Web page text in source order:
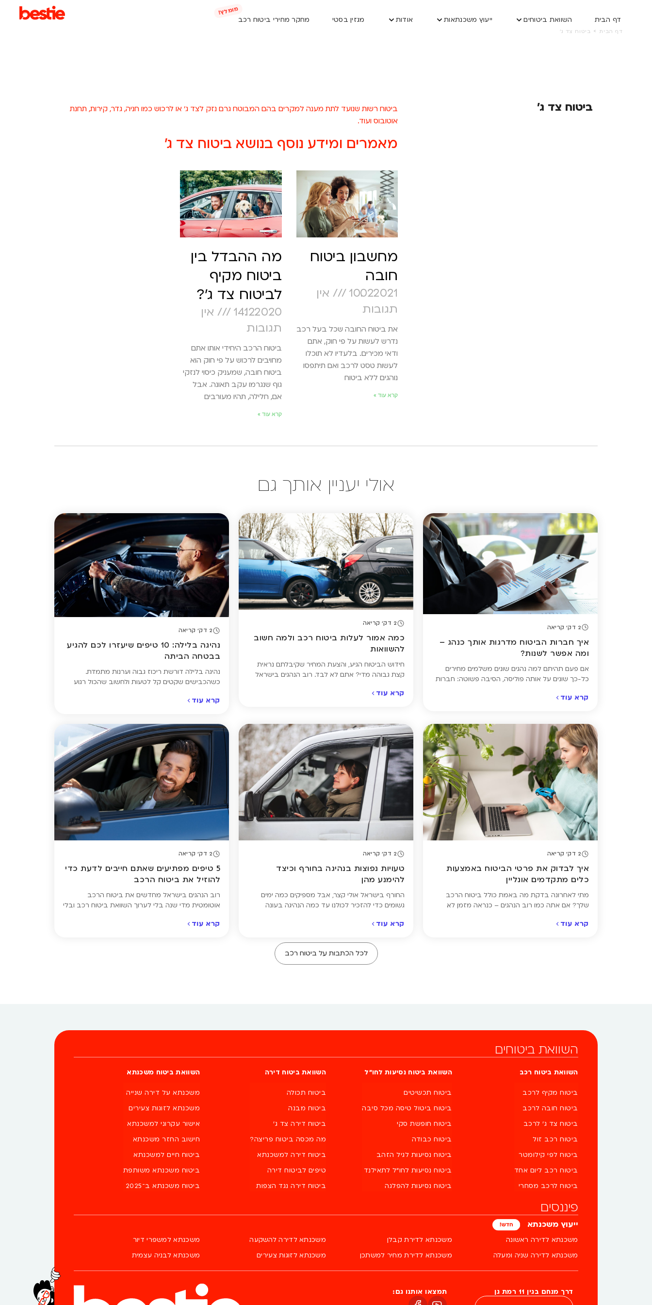
דף הבית השוואת ביטוחים ייעוץ משכנתאות אודות מגזין בסטי מחקר מחירי ביטוח רכב
דף הבית > ביטוח צד ג'
ביטוח צד ג'
ביטוח רשות שנועד לתת מענה למקרים בהם המבוטח גרם נזק לצד ג' או לרכוש כמו חניה, גדר, קירות, תחנת
אוטובוס ועוד.
מאמרים ומידע נוסף בנושא ביטוח צד ג'
מחשבון ביטוח
חובה
10.02.2021
אין
תגובות
את ביטוח החובה שכל בעל רכב
נדרש לעשות על פי חוק, אתם
ודאי מכירים. בלעדיו לא תוכלו
לעשות טסט לרכב ואם תיתפסו
נוהגים ללא ביטוח
קרא עוד »
מה ההבדל בין
ביטוח מקיף
לביטוח צד ג'?
14.12.2020
אין
תגובות
ביטוח הרכב היחידי אותו אתם
מחויבים לרכוש על פי חוק הוא
ביטוח חובה, שמעניק כיסוי לנזקי
גוף שנגרמו עקב תאונה. אבל
אם, חלילה, תהיו מעורבים
קרא עוד »
אולי יעניין אותך גם
2 דק' קריאה
איך חברות הביטוח מדרגות אותך כנהג –
ומה אפשר לשנות?
אם פעם תהיתם למה נהגים שונים משלמים מחירים
כל-כך שונים על אותה פוליסה, הסיבה פשוטה: חברות
בעיניהן. הדירוג הזה מבוסס על שילוב של ניסיון,
לשינוי. כדי להבין אם אתם משלמים […]
קרא עוד
2 דק' קריאה
כמה אמור לעלות ביטוח רכב ולמה חשוב
להשוואות
חידוש הביטוח הגיע, והצעת המחיר שקיבלתם נראית
קצת גבוהה מדי? אתם לא לבד. רוב הנהגים בישראל
ופשוט ממשיכים עם אותה פוליסה שנה אחרי שנה, בלי
[…]
קרא עוד
2 דק' קריאה
נהיגה בלילה: 10 טיפים שיעזרו לכם להגיע
בבטחה הביתה
נהיגה בלילה דורשת ריכוז גבוה וערנות מתמדת.
כשהכבישים שקטים קל לטעות ולחשוב שהכול רגוע
שמאטה את זמן התגובה, הסנוור מפנסי רכבים אחרים
הנוסעים האחרים, חשוב להקפיד על כמה כללים
פשוטים שיכולים להציל חיים – ולוודא שביצעתם
השוואת ביטוח […]
קרא עוד
2 דק' קריאה
איך לבדוק את פרטי הביטוח באמצעות
כלים מתקדמים אונליין
מתי לאחרונה בדקת מה באמת כולל ביטוח הרכב
שלך? אם אתה כמו רוב הנהגים – כנראה מזמן לא.
אוטומטית, בלי לעצור לבדוק מה בדיוק כולל הכיסוי,
קרא עוד
2 דק' קריאה
טעויות נפוצות בנהיגה בחורף וכיצד
להימנע מהן
החורף בישראל אולי קצר, אבל מספיקים כמה ימים
גשומים כדי להזכיר לכולנו עד כמה הנהיגה בעונה
מוגבלת ותגובות איטיות של רכבים ונהגים – כל אלה
ריכזנו עבורכם את הטעויות הנפוצות ביותר שנהגים
עושים בכביש, איך להימנע מהן – ולמה זו בדיוק […]
קרא עוד
2 דק' קריאה
5 טיפים מפתיעים שאתם חייבים לדעת כדי
להוזיל את ביטוח הרכב
רוב הנהגים בישראל מחדשים את ביטוח הרכב
אוטומטית מדי שנה בלי לערוך השוואת ביטוח רכב ובלי
ברוב המקרים הוא לא. אבל חיסכון של מאות ואף אלפי
קרא עוד
לכל הכתבות על ביטוח רכב
השוואת ביטוחים
השוואת ביטוח רכב
ביטוח מקיף לרכב
ביטוח חובה לרכב
ביטוח צד ג' לרכב
ביטוח רכב זול
ביטוח לפי קילומטר
ביטוח רכב ליום אחד
ביטוח לרכב מסחרי
השוואת ביטוח נסיעות לחו״ל
ביטוח תכשיטים
ביטוח ביטול טיסה מכל סיבה
ביטוח חופשת סקי
ביטוח כבודה
ביטוח נסיעות לגיל הזהב
ביטוח נסיעות לחו"ל לתאילנד
ביטוח נסיעות להפלגה
השוואת ביטוח דירה
ביטוח תכולה
ביטוח מבנה
ביטוח דירה צד ג'
מה מכסה ביטוח פריצה?
ביטוח דירה למשכנתא
טיפים לביטוח דירה
ביטוח דירה נגד הצפות
השוואת ביטוח משכנתא
משכנתא על דירה שנייה
משכנתא לזוגות צעירים
אישור עקרוני למשכנתא
חישוב החזר משכנתא
ביטוח חיים למשכנתא
ביטוח משכנתא משותפת
ביטוח משכנתא ב־2025
פיננסים
ייעוץ משכנתא
משכנתא לדירה ראשונה
משכנתא לדירה שניה ומעלה
משכנתא לדירת קבלן
משכנתא לדירת מחיר למשתכן
משכנתא לדירה להשקעה
משכנתא לזוגות צעירים
משכנתא למשפרי דיור
משכנתא לבניה עצמית
דרך מנחם בגין 11 רמת גן תמצאו אותנו גם: